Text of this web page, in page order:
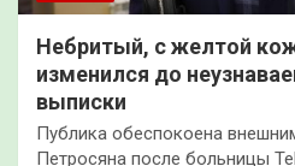
Небритый, с желтой
изменился до
выписки
Публика обеспокоена
Петросяна после больницы